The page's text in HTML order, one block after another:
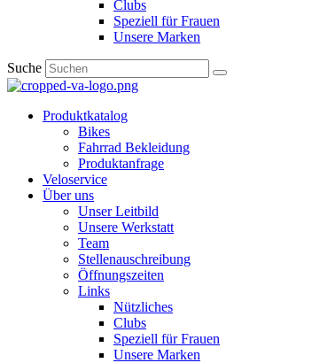
Clubs
Speziell für Frauen​
Unsere Marken
Suche
Produktkatalog
Bikes
Fahrrad Bekleidung
Produktanfrage
Veloservice
Über uns
Unser Leitbild
Unsere Werkstatt
Team
Stellenauschreibung
Öffnungszeiten
Links
Nützliches
Clubs
Speziell für Frauen​
Unsere Marken